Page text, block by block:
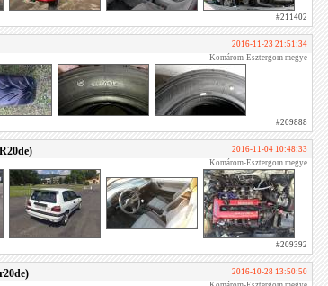
#211402
2016-11-23 21:51:34
Komárom-Esztergom megye
#209888
2016-11-04 10:48:33
Komárom-Esztergom megye
#209392
2016-10-28 13:50:50